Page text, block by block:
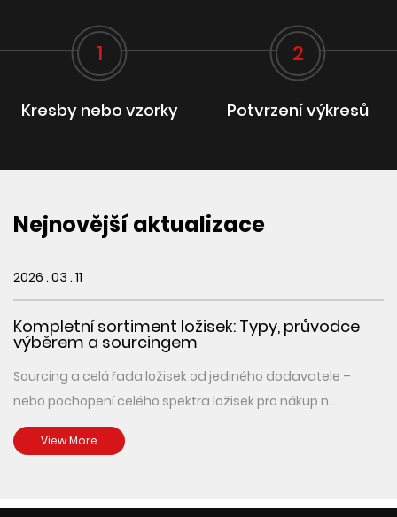
1
Kresby nebo vzorky
2
Potvrzení výkresů
Nejnovější aktualizace
2026 . 03 . 11
Kompletní sortiment ložisek: Typy, průvodce
výběrem a sourcingem
Sourcing a celá řada ložisek od jediného dodavatele –
nebo pochopení celého spektra ložisek pro nákup n...
View More